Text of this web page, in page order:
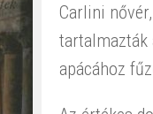
Carlini
tartalmazták
apácához